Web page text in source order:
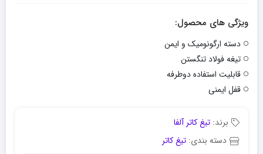
ویژگی های محصول:
دسته ارگونومیک و ایمن
تیغه فولاد تنگستن
قابلیت استفاده دوطرفه
قفل ایمنی
برند: تیغ کاتر آلفا
دسته بندی: تیغ کاتر